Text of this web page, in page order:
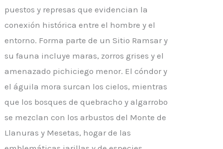
puestos y represas que evidencian la
conexión histórica entre el hombre y el
entorno. Forma parte de un Sitio Ramsar y
su fauna incluye maras, zorros grises y el
amenazado pichiciego menor. El cóndor y
el águila mora surcan los cielos, mientras
que los bosques de quebracho y algarrobo
se mezclan con los arbustos del Monte de
Llanuras y Mesetas, hogar de las